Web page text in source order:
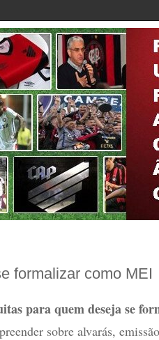
formalizar como MEI
para quem deseja se
sobre alvarás,